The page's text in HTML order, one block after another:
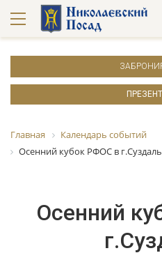
Главная
Календарь событий
Осенний кубок РФОС в г.Суздаль
Осенний